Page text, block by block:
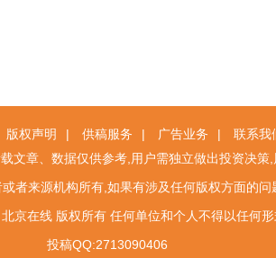
版权声明 | 供稿服务 | 广告业务 |
联系我
文章、数据仅供参考,用户需独立做出投资决
者来源机构所有,如果有涉及任何版权方面的
京在线 版权所有 任何单位和个人不得以任何
投稿QQ:2713090406